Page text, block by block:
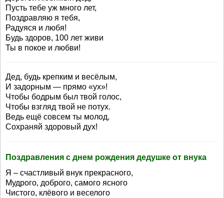
Пусть тебе уж много лет,
Поздравляю я тебя,
Радуяся и любя!
Будь здоров, 100 лет живи
Ты в покое и любви!
Дед, будь крепким и весёлым,
И задорным — прямо «ух»!
Чтобы бодрым был твой голос,
Чтобы взгляд твой не потух.
Ведь ещё совсем ты молод,
Сохраняй здоровый дух!
Поздравления с днем рождения дедушке от внука
Я – счастливый внук прекрасного,
Мудрого, доброго, самого ясного
Чистого, клёвого и веселого